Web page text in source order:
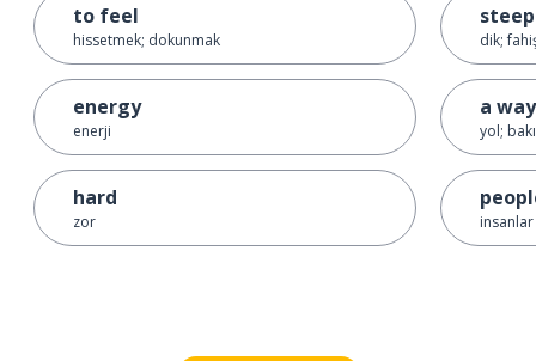
to feel
hissetmek; dokunmak
energy
enerji
hard
zor
steep
dik;
a way
yol;
insanlar